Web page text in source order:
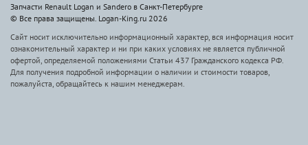
Запчасти Renault Logan и Sandero в Санкт-Петербурге
© Все права защищены. Logan-King.ru 2026
Сайт носит исключительно информационный характер, вся информация носит
ознакомительный характер и ни при каких условиях не является публичной
офертой, определяемой положениями Статьи 437 Гражданского кодекса РФ.
Для получения подробной информации о наличии и стоимости товаров,
пожалуйста, обращайтесь к нашим менеджерам.